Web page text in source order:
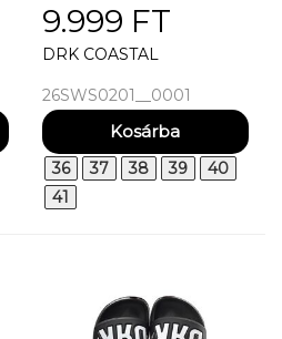
9.999 FT
DRK COASTAL
26SWS0201__0001
36 37 38 39
40
41